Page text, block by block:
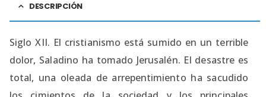
DESCRIPCIÓN
Siglo XII. El cristianismo está sumido en un terrible
dolor, Saladino ha tomado Jerusalén. El desastre es
total, una oleada de arrepentimiento ha sacudido